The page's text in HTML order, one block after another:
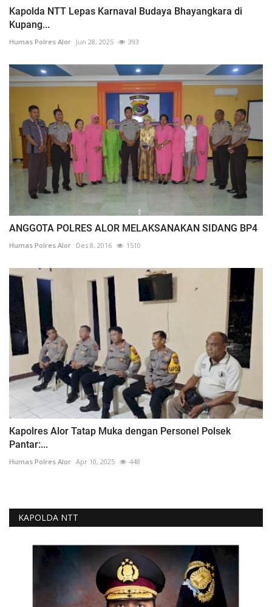
Kapolda NTT Lepas Karnaval Budaya Bhayangkara di
Kupang...
Humas Polres Alor Jun 28, 2025 393
ANGGOTA POLRES ALOR MELAKSANAKAN SIDANG BP4
Humas Polres Alor Des 8, 2016 1510
Kapolres Alor Tatap Muka dengan Personel Polsek
Pantar:...
Humas Polres Alor Apr 10, 2025 448
KAPOLDA NTT